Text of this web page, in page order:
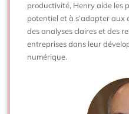
productivité, Henry aide les
potentiel et à s’adapter aux
des analyses claires et des
entreprises dans leur
numérique.